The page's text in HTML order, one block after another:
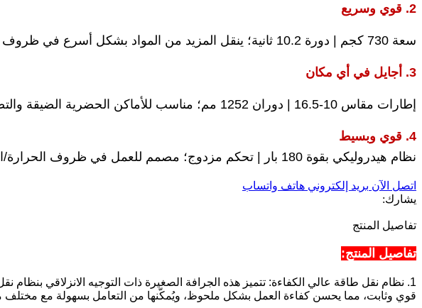
2. قوي وسريع
سعة 730 كجم | دورة 10.2 ثانية؛ ينقل المزيد من المواد بشكل أسرع في ظروف الصحراء.
3. أجايل في أي مكان
إطارات مقاس 10-16.5 | دوران 1252 مم؛ مناسب للأماكن الحضرية الضيقة والتضاريس الوعرة.
4. قوي وبسيط
نظام هيدروليكي بقوة 180 بار | تحكم مزدوج؛ مصمم للعمل في ظروف الحرارة/الغبار، سهل التشغيل.
اتصل الآن بريد إلكتروني هاتف واتساب
يشارك:
تفاصيل المنتج
تفاصيل المنتج:
1. نظام نقل طاقة عالي الكفاءة: تتميز هذه الجرافة الصغيرة ذات التوجيه الانزلاقي
قوي وثابت، مما يحسن كفاءة العمل بشكل ملحوظ، ويُمكّنها من التعامل بسهولة مع مختلف